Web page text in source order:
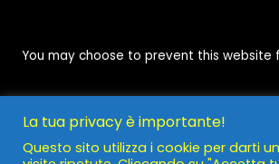
You may choose to prevent this
La tua privacy è importante!
Questo sito utilizza i cookie per darti